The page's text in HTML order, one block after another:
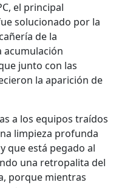
el principal
solucionado por la
de la
acumulación
junto con las
la aparición de
a los equipos traídos
limpieza profunda
que está pegado al
una retropalita del
porque mientras